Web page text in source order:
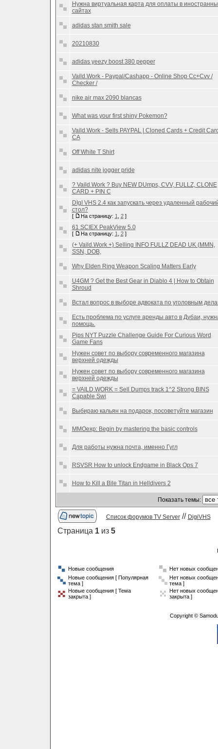
Нужна виртуальная карта для оплаты в
сайтах
adidas stan smith sale
20210830
adidas yeezy boost 380 pepper
Vaild.Work - Paypal/Cashapp - Online Shop Cc+Cvv /
Checker /
nike air max 2090 blancas
What was your first shiny Pokemon?
Vaild.Work - Sells PAYPAL | Cloned Cards + Credit
CA
Off White T Shirt
adidas nite jogger pride
? Vaild.Work ? Buy NEW DUmps, CVV, FULLZ, CLONE
CARD + PIN C
DIgI VHS 2.4 как запускать через удаленный
стол?
[ На страницу: 1 2]
61 SCIEX PeakView 5.0
[ На страницу: 1 2]
(+ Vaild.Work +) Selling INFO FULLZ DEAD UK (MMN,
SSN, DOB,
Why Elden Ring Weapon Scaling Matters Early
U4GM ? Get the Best Gear in Diablo 4 | How to Obtain
Shroud
Встал вопрос в выборе адвоката по уголовным
Есть проблема по услуге аренды авто в Дубаи,
помощь.
Pips NYT Puzzle Challenge Guide For Curious Word
Game Fans
Нужен совет по выбору современного магазина
верхней одежды
Нужен совет по выбору современного магазина
верхней одежды
= VAILD.WORK = Sell Dumps track 1^2 Strong BINS
Capable Swi
Выбираю кальян на подарок, посоветуйте магазин
MMOexp: Begin by mastering the basic controls
Для работы нужна почта, именно Гугл
RSVSR How to unlock Endgame in Black Ops 7
How to Kill a Bile Titan in Helldivers 2
Показать темы:
Список форумов TV Server// DigiVHS
Страница 1из 5
Новые сообщения
Нет новых
Новые сообщения [ Популярная
тема ]
Нет новых
тема ]
Новые сообщения [ Тема
закрыта ]
Нет новых
закрыта ]
Copyright ©